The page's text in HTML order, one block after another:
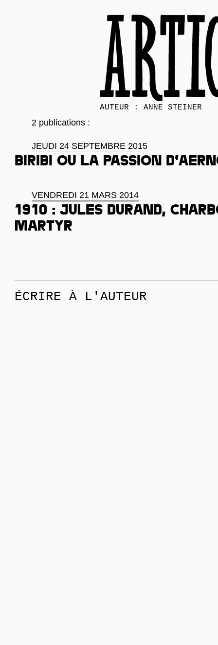
AUTEUR : ANNE STEINER
2 publications :
JEUDI 24 SEPTEMBRE 2015
Biribi ou la passion
VENDREDI 21 MARS 2014
1910 : Jules Durand,
martyr
ÉCRIRE À L'AUTEUR